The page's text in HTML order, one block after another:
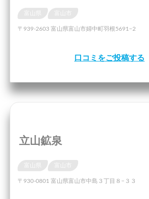
〒939-2603 富山県富山市婦中町羽根5691−2
口コミをご投稿する
立山鉱泉
〒930-0801 富山県富山市中島３丁目８−３３